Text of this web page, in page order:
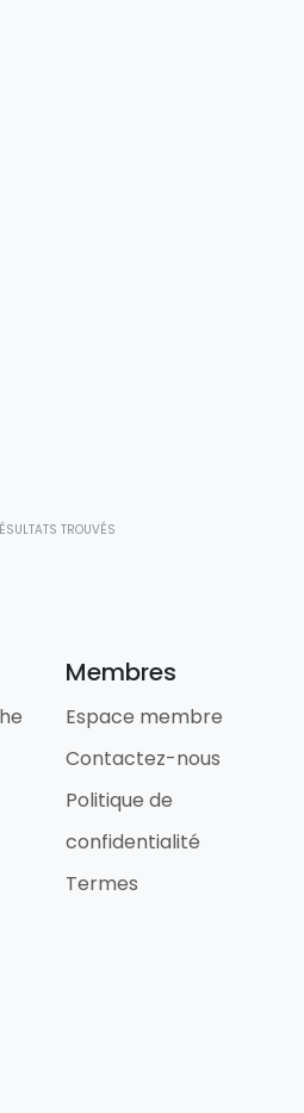
TROUVÉS
Membres
Espace membre
Contactez-nous
Politique de
confidentialité
Termes